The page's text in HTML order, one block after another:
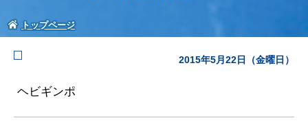
トップページ
2015年5月22日（金曜日）
ヘビギンポ